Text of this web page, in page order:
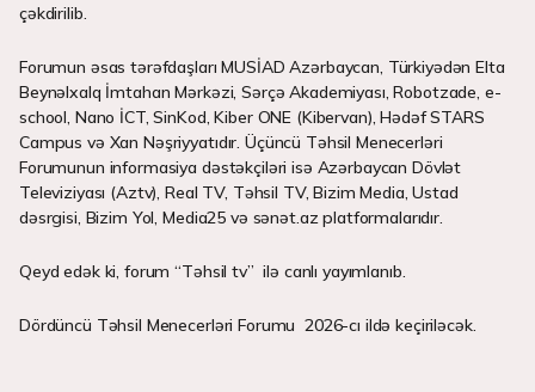
çəkdirilib.
Forumun əsas tərəfdaşları MUSİAD Azərbaycan, Türkiyədən Elta
Beynəlxalq İmtahan Mərkəzi, Sərçə Akademiyası, Robotzade, e-
school, Nano İCT, SinKod, Kiber ONE (Kibervan), Hədəf STARS
Campus və Xan Nəşriyyatıdır. Üçüncü Təhsil Menecerləri
Forumunun informasiya dəstəkçiləri isə Azərbaycan Dövlət
Televiziyası (Aztv), Real TV, Təhsil TV, Bizim Media, Ustad
dəsrgisi, Bizim Yol, Media25 və sənət.az platformalarıdır.
Qeyd edək ki, forum “Təhsil tv” ilə canlı yayımlanıb.
Dördüncü Təhsil Menecerləri Forumu 2026-cı ildə keçiriləcək.